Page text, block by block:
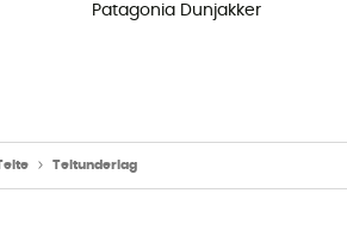
Patagonia Dunjakker
Teltunderlag